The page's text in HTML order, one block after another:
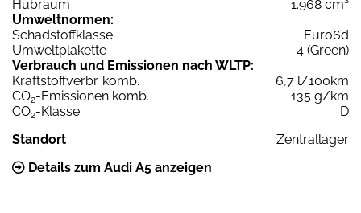
Hubraum
1.968 cm³
Umweltnormen:
Schadstoffklasse
Euro6d
Umweltplakette
4 (Green)
Verbrauch und Emissionen nach WLTP:
Kraftstoffverbr. komb.
6,7 l/100km
CO2-Emissionen komb.
135 g/km
CO2-Klasse
D
Standort
Zentrallager
Details zum Audi A5 anzeigen